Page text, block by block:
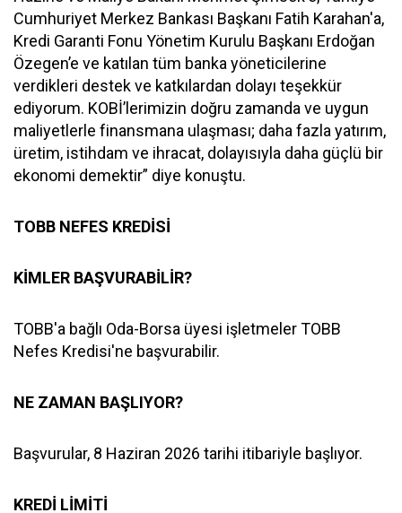
Cumhuriyet Merkez Bankası Başkanı Fatih Karahan'a,
Kredi Garanti Fonu Yönetim Kurulu Başkanı Erdoğan
Özegen’e ve katılan tüm banka yöneticilerine
verdikleri destek ve katkılardan dolayı teşekkür
ediyorum. KOBİ’lerimizin doğru zamanda ve uygun
maliyetlerle finansmana ulaşması; daha fazla yatırım,
üretim, istihdam ve ihracat, dolayısıyla daha güçlü bir
ekonomi demektir” diye konuştu.
TOBB NEFES KREDİSİ
KİMLER BAŞVURABİLİR?
TOBB'a bağlı Oda-Borsa üyesi işletmeler TOBB
Nefes Kredisi'ne başvurabilir.
NE ZAMAN BAŞLIYOR?
Başvurular, 8 Haziran 2026 tarihi itibariyle başlıyor.
KREDİ LİMİTİ